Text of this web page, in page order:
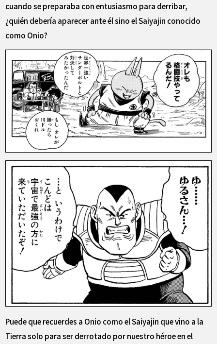
cuando se preparaba con entusiasmo para derribar,
¿quién debería aparecer ante él sino el Saiyajin conocido
como Onio?
Puede que recuerdes a Onio como el Saiyajin que vino a la
Tierra solo para ser derrotado por nuestro héroe en el